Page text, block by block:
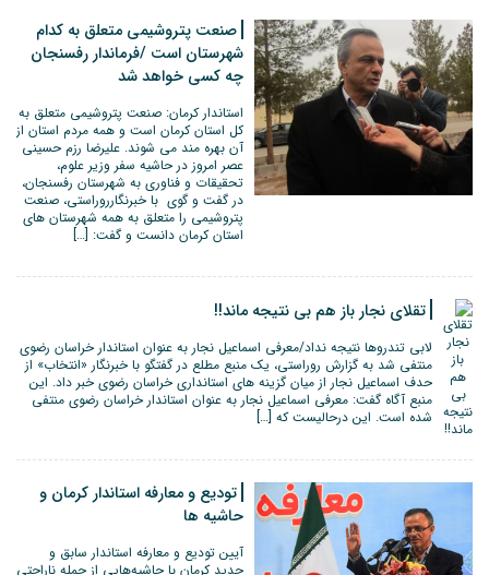
صنعت پتروشیمی متعلق به کدام
شهرستان است /فرماندار رفسنجان
چه کسی خواهد شد
استاندار کرمان: صنعت پتروشیمی متعلق به
کل استان کرمان است و همه مردم استان از
آن بهره مند می شوند. علیرضا رزم حسینی
عصر امروز در حاشیه سفر وزیر علوم،
تحقیقات و فناوری به شهرستان رفسنجان،
در گفت و گوی با خبرنگارروراستی، صنعت
پتروشیمی را متعلق به همه شهرستان های
استان کرمان دانست و گفت: […]
تقلای نجار باز هم بی نتیجه ماند!!
لابی تندروها نتیجه نداد/معرفی اسماعیل نجار به عنوان استاندار خراسان رضوی
منتفی شد به گزارش روراستی، یک منبع مطلع در گفتگو با خبرنگار «انتخاب» از
حدف اسماعیل نجار از میان گزینه های استانداری خراسان رضوی خبر داد. این
منبع آگاه گفت: معرفی اسماعیل نجار به عنوان استاندار خراسان رضوی منتفی
شده است. این درحالیست که […]
تودیع و معارفه استاندار کرمان و
حاشیه ها
آیین تودیع و معارفه استاندار سابق و
جدید کرمان با حاشیه‌هایی از جمله ناراحتی